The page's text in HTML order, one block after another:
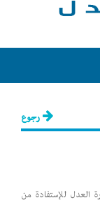
رجوع
العدل للإستفادة من